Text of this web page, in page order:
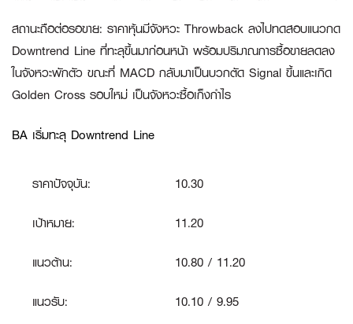
สถานะถือต่อรอขาย: ราคาหุ้นมีจังหวะ Throwback ลงไปทดสอบแนวกด
Downtrend Line ที่ทะลุขึ้นมาก่อนหน้า พร้อมปริมาณการซื้อขายลดลง
ในจังหวะพักตัว ขณะที่ MACD กลับมาเป็นบวกตัด Signal ขึ้นและเกิด
Golden Cross รอบใหม่ เป็นจังหวะซื้อเก็งกำไร
BA เริ่มทะลุ Downtrend Line
ราคาปัจจุบัน:
10.30
เป้าหมาย:
11.20
แนวต้าน:
10.80 / 11.20
แนวรับ:
10.10 / 9.95